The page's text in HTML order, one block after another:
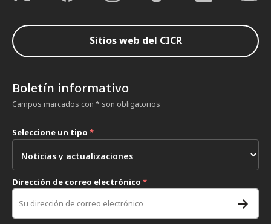
Sitios web del CICR
Boletín informativo
Campos marcados con * son obligatorios
Seleccione un tipo *
Dirección de correo electrónico *